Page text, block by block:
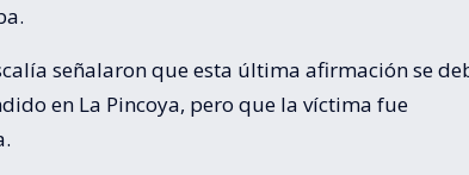
señalaron que esta última afirmación se
en La Pincoya, pero que la víctima fue